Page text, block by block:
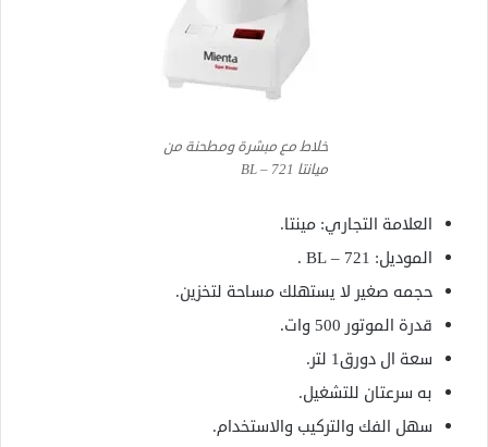
خلاط مع مبشرة ومطحنة من
ميانتا BL – 721
العلامة التجاري: مينتا.
الموديل: BL – 721 .
حجمه صغير لا يستهلك مساحة لتخزين.
قدرة الموتور 500 وات.
سعة ال دورق1 لتر.
به سرعتان للتشغيل.
سهل الفك والتركيب والاستخدام.